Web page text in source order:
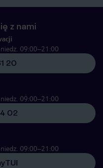
z nami
09:00–21:00
20
09:00–21:00
02
09:00–21:00